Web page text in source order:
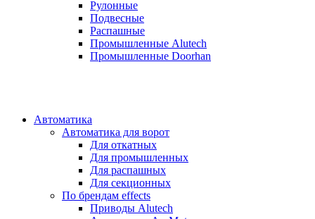
Рулонные
Подвесные
Распашные
Промышленные Alutech
Промышленные Doorhan
Автоматика
Автоматика для ворот
Для откатных
Для промышленных
Для распашных
Для секционных
По брендам effects
Приводы Alutech